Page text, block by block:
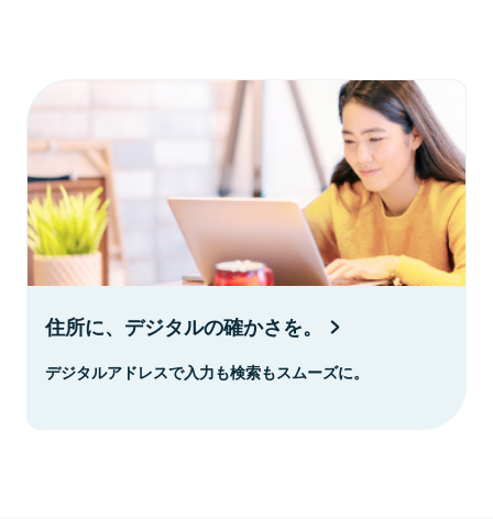
住所に、デジタルの確かさを。
デジタルアドレスで入力も検索もスムーズに。